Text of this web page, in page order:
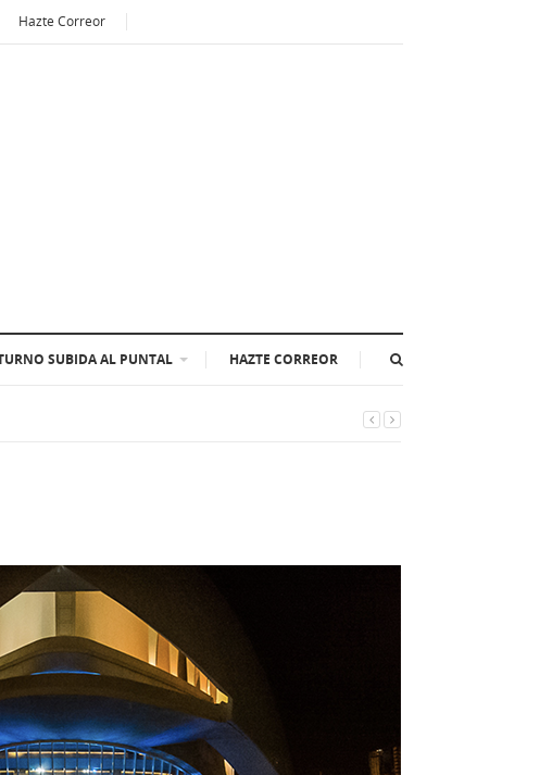
Hazte Correor
SUBIDA AL PUNTAL HAZTE CORREOR